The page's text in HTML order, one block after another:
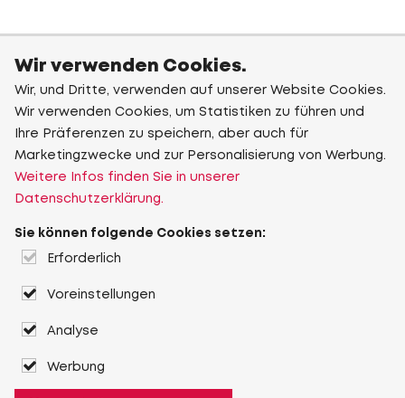
Wir verwenden Cookies.
Wir, und Dritte, verwenden auf unserer Website Cookies.
Wir verwenden Cookies, um Statistiken zu führen und
Ihre Präferenzen zu speichern, aber auch für
Marketingzwecke und zur Personalisierung von Werbung.
Weitere Infos finden Sie in unserer
Datenschutzerklärung.
Sie können folgende Cookies setzen:
Erforderlich
Voreinstellungen
Analyse
Werbung